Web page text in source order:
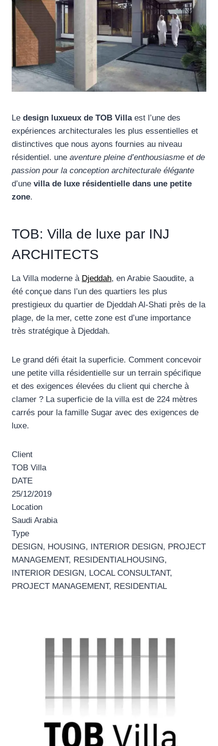
Le design luxueux de TOB Villaest l’une des
expériences architecturales les plus essentielles et
distinctives que nous ayons fournies au niveau
résidentiel. une aventure pleine d’enthousiasme et de
passion pour la conception architecturale élégante
d’une villa de luxe résidentielle dans une petite
zone.
TOB: Villa de luxe par INJ
ARCHITECTS
La Villa moderne à Djeddah, en Arabie Saoudite, a
été conçue dans l’un des quartiers les plus
prestigieux du quartier de Djeddah Al-Shati près de la
plage, de la mer, cette zone est d’une importance
très stratégique à Djeddah.
Le grand défi était la superficie. Comment concevoir
une petite villa résidentielle sur un terrain spécifique
et des exigences élevées du client qui cherche à
clamer ? La superficie de la villa est de 224 mètres
carrés pour la famille Sugar avec des exigences de
luxe.
Client
TOB Villa
DATE
25/12/2019
Location
Saudi Arabia
Type
DESIGN, HOUSING, INTERIOR DESIGN, PROJECT
MANAGEMENT, RESIDENTIALHOUSING,
INTERIOR DESIGN, LOCAL CONSULTANT,
PROJECT MANAGEMENT, RESIDENTIAL